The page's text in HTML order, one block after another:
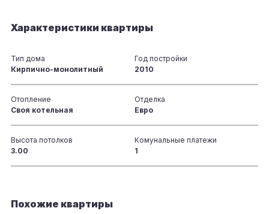
Характеристики квартиры
Тип дома
Кирпично-монолитный
Год постройки
2010
Отопление
Своя котельная
Отделка
Евро
Высота потолков
3.00
Комунальные платежи
1
Похожие квартиры